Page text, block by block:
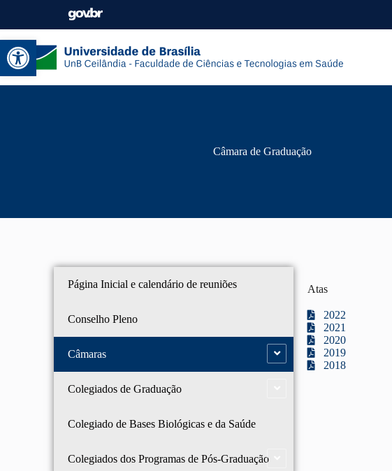
Abrir a barra de ferramentas
Câmara de Graduação
Página Inicial e calendário de reuniões
Conselho Pleno
Câmaras
Colegiados de Graduação
Colegiado de Bases Biológicas e da Saúde
Colegiados dos Programas de Pós-Graduação
Atas
2022
2021
2020
2019
2018